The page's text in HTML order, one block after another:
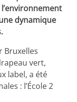
dynamique
Bruxelles
vert,
label, a été
: l’École 2